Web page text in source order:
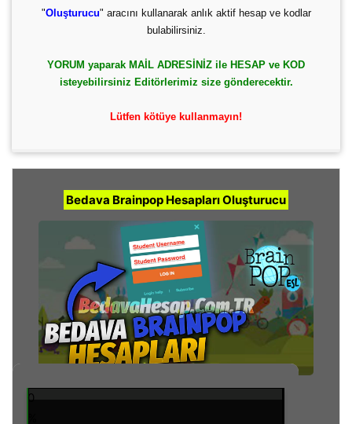
"Oluşturucu" aracını kullanarak anlık aktif hesap ve kodlar
bulabilirsiniz.
YORUM yaparak MAİL ADRESİNİZ ile HESAP ve KOD
isteyebilirsiniz Editörlerimiz size gönderecektir.
Lütfen kötüye kullanmayın!
Bedava Brainpop Hesapları Oluşturucu
0